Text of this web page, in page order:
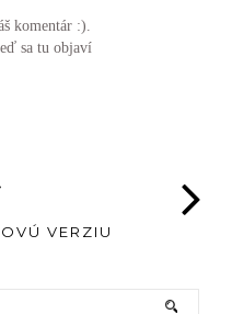
komentár :).
sa tu objaví
VERZIU